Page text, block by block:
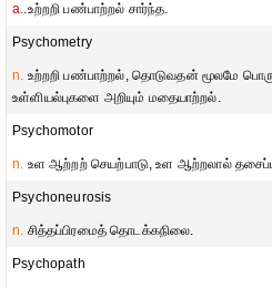
a..உற்றறி பண்பாற்றல் சார்ந்த.
Psychometry
n. உற்றறி பண்பாற்றல், தொடுவதன் மூலமே
உள்ளியல்புகளை அறியும் மதையாற்றல்.
Psychomotor
n. உள ஆற்றற் செயற்பாடு, உள ஆற்றலால்
Psychoneurosis
n. சித்தப்பிரமைத் தொடக்கநிலை.
Psychopath